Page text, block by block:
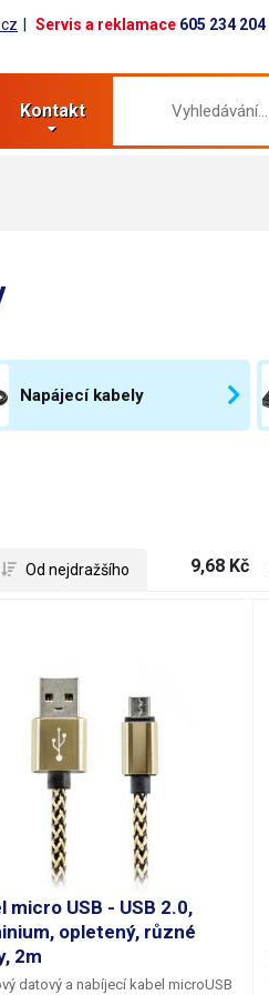
Servis a reklamace 605 234 204
Kontakt
Napájecí kabely
Od nejdražšího 9,68 Kč
micro USB - USB 2.0,
opletený, různé
2m
datový a nabíjecí kabel microUSB